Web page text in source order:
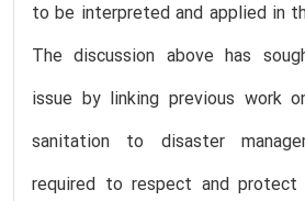
to be interpreted and applied in
The discussion above has
issue by linking previous work
sanitation to disaster
required to respect and protect